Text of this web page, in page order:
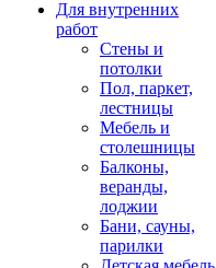
Для внутренних
работ
Стены и
потолки
Пол, паркет,
лестницы
Мебель и
столешницы
Балконы,
веранды,
лоджии
Бани, сауны,
парилки